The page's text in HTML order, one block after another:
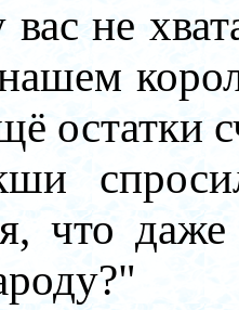
не
остатки
что